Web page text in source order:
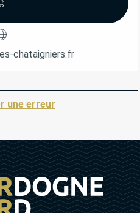
chataigniers.fr
une erreur